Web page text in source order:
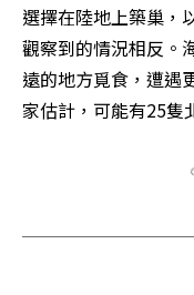
選擇在陸地上築巢，
觀察到的情況相反。
遠的地方覓食，遭遇
家估計，可能有25隻